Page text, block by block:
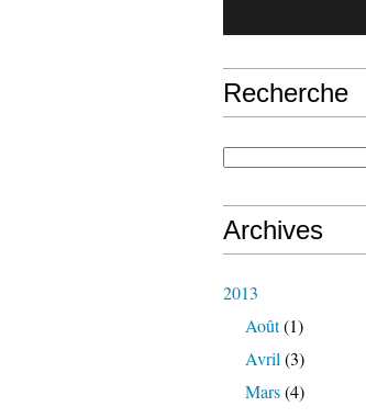
Recherche
Archives
2013
Août(1)
Avril (3)
Mars(4)